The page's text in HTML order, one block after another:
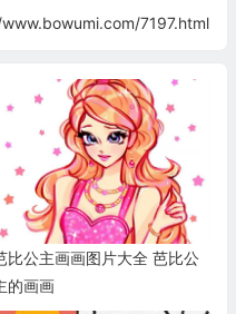
7197.html
比公主画画图片大全 芭比公
的画画